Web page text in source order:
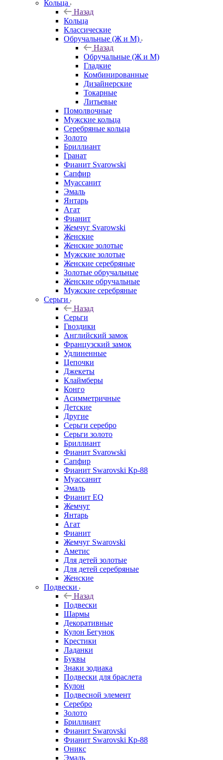
Кольца
Назад
Кольца
Классические
Обручальные (Ж и М)
Назад
Обручальные (Ж и М)
Гладкие
Комбинированные
Дизайнерские
Токарные
Литьевые
Помолвочные
Мужские кольца
Серебряные кольца
Золото
Бриллиант
Гранат
Фианит Svarowski
Сапфир
Муассанит
Эмаль
Янтарь
Агат
Фианит
Жемчуг Svarowski
Женские
Женские золотые
Мужские золотые
Женские серебряные
Золотые обручальные
Женские обручальные
Мужские серебряные
Серьги
Назад
Серьги
Гвоздики
Английский замок
Французский замок
Удлиненные
Цепочки
Джекеты
Клаймберы
Конго
Асимметричные
Детские
Другие
Серьги серебро
Серьги золото
Бриллиант
Фианит Svarowski
Сапфир
Фианит Swarovski Кр-88
Муассанит
Эмаль
Фианит EQ
Жемчуг
Янтарь
Агат
Фианит
Жемчуг Swarovski
Аметис
Для детей золотые
Для детей серебряные
Женские
Подвески
Назад
Подвески
Шармы
Декоративные
Кулон Бегунок
Крестики
Ладанки
Буквы
Знаки зодиака
Подвески для браслета
Кулон
Подвесной элемент
Серебро
Золото
Бриллиант
Фианит Swarovski
Фианит Swarovski Кр-88
Оникс
Эмаль